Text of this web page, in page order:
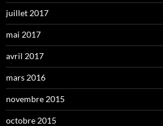
juillet 2017
mai 2017
avril 2017
mars 2016
novembre 2015
octobre 2015